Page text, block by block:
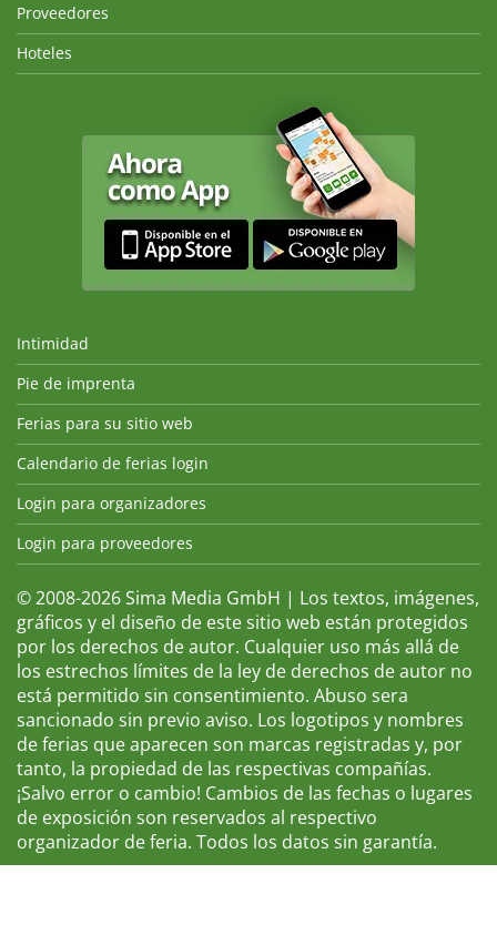
Proveedores
Hoteles
Intimidad
Pie de imprenta
Ferias para su sitio web
Calendario de ferias login
Login para organizadores
Login para proveedores
© 2008-2026 Sima Media GmbH | Los textos, imágenes,
gráficos y el diseño de este sitio web están protegidos
por los derechos de autor. Cualquier uso más allá de
los estrechos límites de la ley de derechos de autor no
está permitido sin consentimiento. Abuso sera
sancionado sin previo aviso. Los logotipos y nombres
de ferias que aparecen son marcas registradas y, por
tanto, la propiedad de las respectivas compañías.
¡Salvo error o cambio! Cambios de las fechas o lugares
de exposición son reservados al respectivo
organizador de feria. Todos los datos sin garantía.